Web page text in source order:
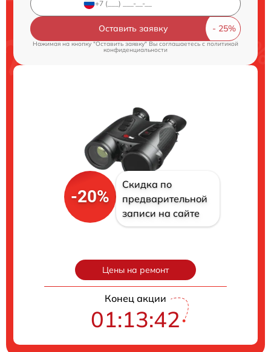
Оставить заявку
Нажимая на кнопку "Оставить заявку" Вы соглашаетесь cполитикой
конфиденциальности
-20%
Скидка по
предварительной
записи на сайте
Цены на ремонт
Конец акции
01:13:41